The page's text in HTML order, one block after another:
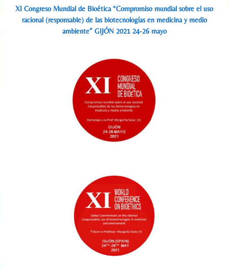
XI Congreso Mundial de Bioética “Compromiso mundial sobre el uso
racional (responsable) de las biotecnologías en medicina y medio
ambiente” GIJÓN 2021 24-26 mayo